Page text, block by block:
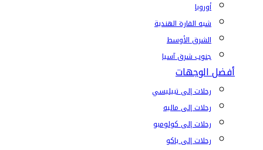
أوروبا
شبه القارة الهندية
الشرق الأوسط
جنوب شرق آسيا
أفضل الوجهات
رحلات إلى تبيليسي
رحلات إلى ماليه
رحلات إلى كولومبو
رحلات إلى باكو